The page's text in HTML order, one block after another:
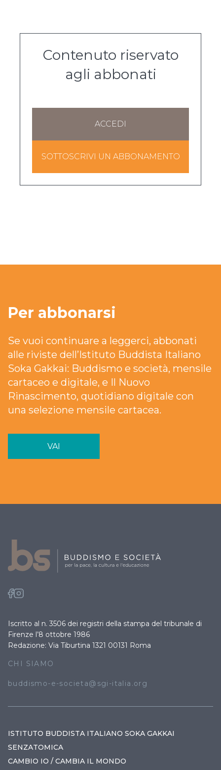
Contenuto riservato
agli abbonati
ACCEDI
SOTTOSCRIVI UN ABBONAMENTO
Per abbonarsi
Se vuoi continuare a leggerci, abbonati
alle riviste dell’Istituto Buddista Italiano
Soka Gakkai: Buddismo e società, mensile
cartaceo e digitale, e Il Nuovo
Rinascimento, quotidiano digitale con
una selezione mensile cartacea.
VAI
Iscritto al n. 3506 dei registri della stampa del tribunale di
Firenze l’8 ottobre 1986
Redazione: Via Tiburtina 1321 00131 Roma
CHI SIAMO
buddismo-e-societa@sgi-italia.org
ISTITUTO BUDDISTA ITALIANO SOKA GAKKAI
SENZATOMICA
CAMBIO IO / CAMBIA IL MONDO